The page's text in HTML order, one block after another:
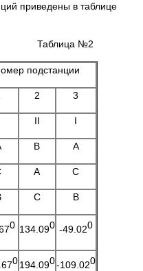
приведены в таблице
Таблица №2
подстанции
2 3
II I
В А
А С
С В
0 134.090 -49.020
0 194.090-109.020